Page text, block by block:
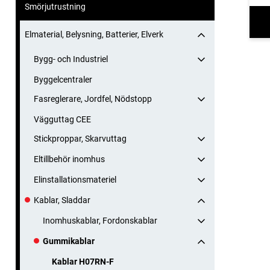
Smörjutrustning
Elmaterial, Belysning, Batterier, Elverk
Bygg- och Industriel
Byggelcentraler
Fasreglerare, Jordfel, Nödstopp
Vägguttag CEE
Stickproppar, Skarvuttag
Eltillbehör inomhus
Elinstallationsmateriel
Kablar, Sladdar
Inomhuskablar, Fordonskablar
Gummikablar
Kablar H07RN-F